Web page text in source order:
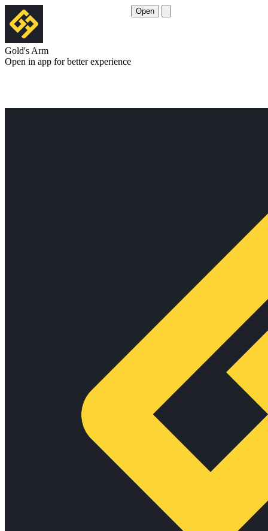
Gold's Arm
Open in app for better experience
Open